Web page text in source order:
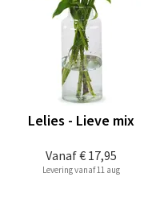
Vanaf€ 17,95
Lelies - Lieve mix
Levering vanaf 11 aug